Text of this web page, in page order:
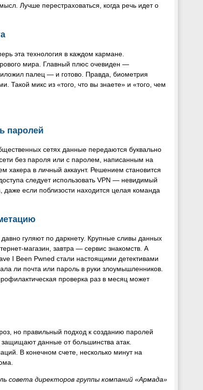
Лучше перестраховаться, когда речь идет о
эта технология в каждом кармане.
мира. Главный плюс очевиден —
палец — и готово. Правда, биометрия
Такой микс из «того, что вы знаете» и «того, чем
паролей
сетях данные передаются буквально
без пароля или с паролем, написанным на
хакера в личный аккаунт. Решением становится
следует использовать VPN — невидимый
если поблизости находится целая команда
гуляют по даркнету. Крупные сливы данных
магазин, завтра — сервис знакомств. А
I Been Pwned стали настоящими детективами
ли почта или пароль в руки злоумышленников.
проверка раз в месяц может
но правильный подход к созданию паролей
данные от большинства атак.
В конечном счете, несколько минут на
совета директоров группы компаний «Армада»